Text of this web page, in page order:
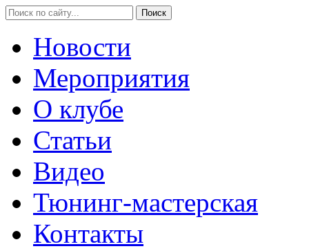
Новости
Мероприятия
О клубе
Статьи
Видео
Тюнинг-мастерская
Контакты